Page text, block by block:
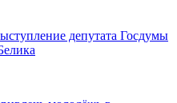
депутата Госдумы